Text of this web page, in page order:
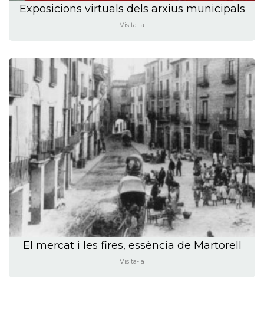
Exposicions virtuals dels arxius municipals
Visita-la
El mercat i les fires, essència de Martorell
Visita-la